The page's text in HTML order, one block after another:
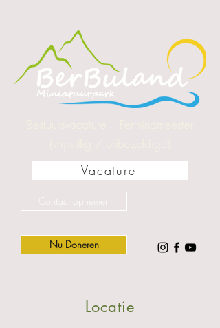
Contact opnemen
Nu Doneren
Vacature
Locatie